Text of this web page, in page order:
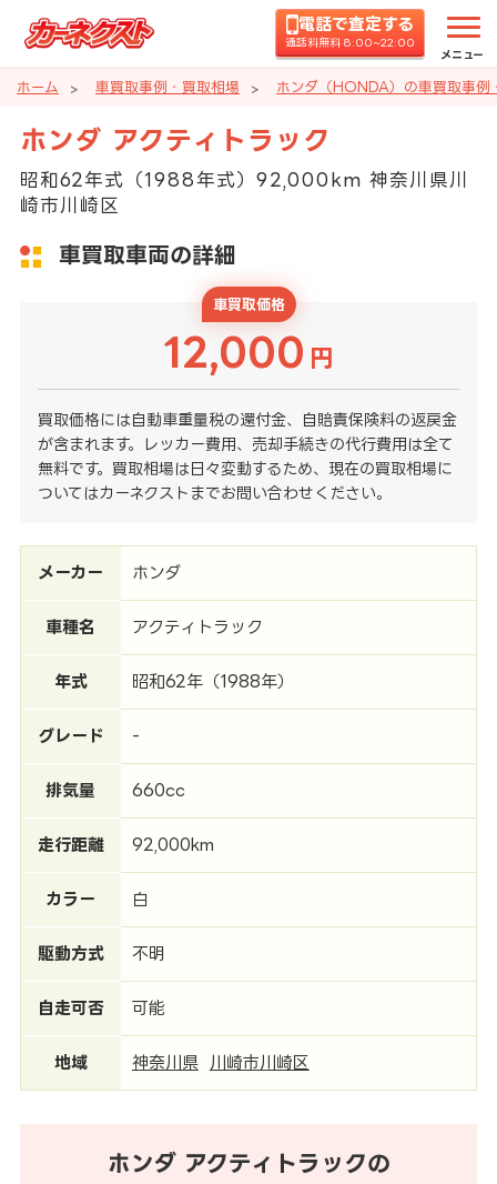
電話で査定する
通話料無料 8:00~22:00
メニュー
ホーム 車買取事例・買取相場 ホンダ（HONDA）の車買取事例
ホンダ アクティトラック
昭和62年式（1988年式）92,000km 神奈川県川
崎市川崎区
車買取車両の詳細
車買取価格
12,000 円
買取価格には自動車重量税の還付金、自賠責保険料の返戻金
が含まれます。レッカー費用、売却手続きの代行費用は全て
無料です。買取相場は日々変動するため、現在の買取相場に
ついてはカーネクストまでお問い合わせください。
メーカー ホンダ
車種名 アクティトラック
年式 昭和62年（1988年）
グレード -
排気量 660cc
走行距離 92,000km
カラー 白
駆動方式 不明
自走可否 可能
地域 神奈川県 川崎市川崎区
ホンダ アクティトラックの